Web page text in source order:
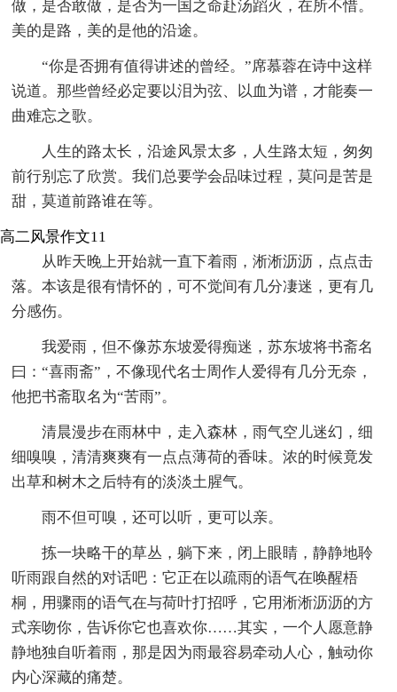
做，是否敢做，是否为一国之命赴汤蹈火，在所不惜。
美的是路，美的是他的沿途。
“你是否拥有值得讲述的曾经。”席慕蓉在诗中这样
说道。那些曾经必定要以泪为弦、以血为谱，才能奏一
曲难忘之歌。
人生的路太长，沿途风景太多，人生路太短，匆匆
前行别忘了欣赏。我们总要学会品味过程，莫问是苦是
甜，莫道前路谁在等。
高二风景作文11
从昨天晚上开始就一直下着雨，淅淅沥沥，点点击
落。本该是很有情怀的，可不觉间有几分凄迷，更有几
分感伤。
我爱雨，但不像苏东坡爱得痴迷，苏东坡将书斋名
曰：“喜雨斋”，不像现代名士周作人爱得有几分无奈，
他把书斋取名为“苦雨”。
清晨漫步在雨林中，走入森林，雨气空儿迷幻，细
细嗅嗅，清清爽爽有一点点薄荷的香味。浓的时候竟发
出草和树木之后特有的淡淡土腥气。
雨不但可嗅，还可以听，更可以亲。
拣一块略干的草丛，躺下来，闭上眼睛，静静地聆
听雨跟自然的对话吧：它正在以疏雨的语气在唤醒梧
桐，用骤雨的语气在与荷叶打招呼，它用淅淅沥沥的方
式亲吻你，告诉你它也喜欢你……其实，一个人愿意静
静地独自听着雨，那是因为雨最容易牵动人心，触动你
内心深藏的痛楚。